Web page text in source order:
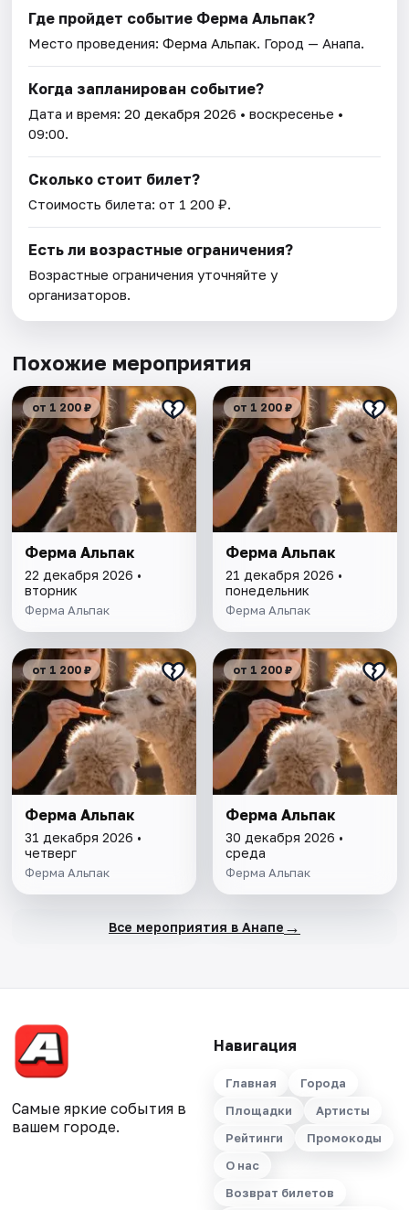
Где пройдет событие Ферма Альпак?
Место проведения:Ферма Альпак. Город — Анапа.
Когда запланирован событие?
Дата и время:20 декабря 2026 • воскресенье •
09:00.
Сколько стоит билет?
Стоимость билета: от 1 200 ₽.
Есть ли возрастные ограничения?
Возрастные ограничения уточняйте у
организаторов.
Похожие мероприятия
от 1 200 ₽
Ферма Альпак
22 декабря 2026 •
вторник
Ферма Альпак
от 1 200 ₽
Ферма Альпак
21 декабря 2026 •
понедельник
Ферма Альпак
от 1 200 ₽
Ферма Альпак
31 декабря 2026 •
четверг
Ферма Альпак
от 1 200 ₽
Ферма Альпак
30 декабря 2026 •
среда
Ферма Альпак
Все мероприятия в Анапе →
Самые яркие события в
вашем городе.
Навигация
Главная
Города
Площадки
Артисты
Рейтинги
Промокоды
О нас
Возврат билетов